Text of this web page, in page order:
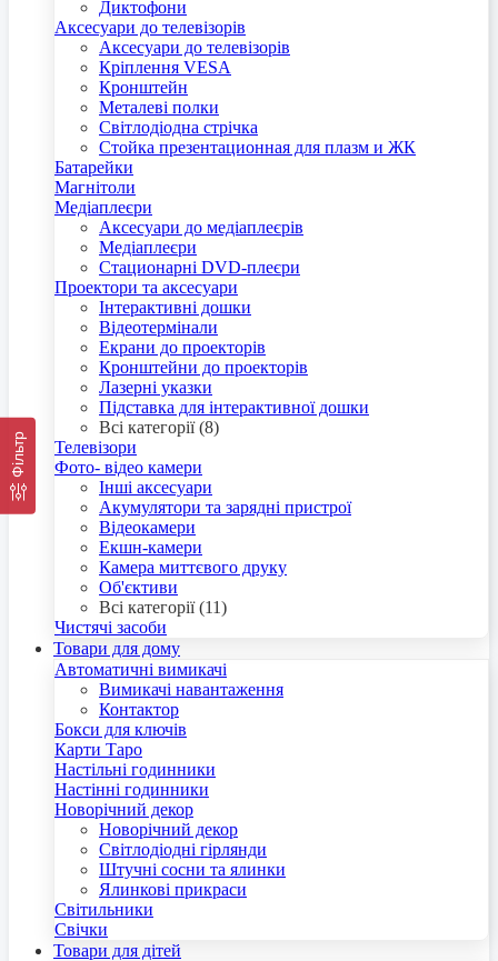
Диктофони
Аксесуари до телевізорів
Аксесуари до телевізорів
Кріплення VESA
Кронштейн
Металеві полки
Світлодіодна стрічка
Стойка презентационная для плазм и ЖК
Батарейки
Магнітоли
Медіаплеєри
Аксесуари до медіаплеєрів
Медіаплеєри
Стационарні DVD-плеєри
Проектори та аксесуари
Інтерактивні дошки
Відеотермінали
Екрани до проекторів
Кронштейни до проекторів
Лазерні указки
Підставка для інтерактивної дошки
Всі категорії (8)
Телевізори
Фото- відео камери
Інші аксесуари
Акумулятори та зарядні пристрої
Відеокамери
Екшн-камери
Камера миттєвого друку
Об'єктиви
Всі категорії (11)
Чистячі засоби
Товари для дому
Автоматичні вимикачі
Вимикачі навантаження
Контактор
Бокси для ключів
Карти Таро
Настільні годинники
Настінні годинники
Новорічний декор
Новорічний декор
Світлодіодні гірлянди
Штучні сосни та ялинки
Ялинкові прикраси
Світильники
Свічки
Товари для дітей
Фільтр